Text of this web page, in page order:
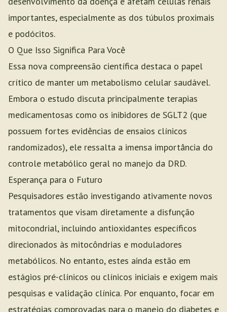
importantes, especialmente as dos túbulos proximais
e podócitos.
O Que Isso Significa Para Você
Essa nova compreensão científica destaca o papel
crítico de manter um metabolismo celular saudável.
Embora o estudo discuta principalmente terapias
medicamentosas como os inibidores de SGLT2 (que
possuem fortes evidências de ensaios clínicos
randomizados), ele ressalta a imensa importância do
controle metabólico geral no manejo da DRD.
Esperança para o Futuro
Pesquisadores estão investigando ativamente novos
tratamentos que visam diretamente a disfunção
mitocondrial, incluindo antioxidantes específicos
direcionados às mitocôndrias e moduladores
metabólicos. No entanto, estes ainda estão em
estágios pré-clínicos ou clínicos iniciais e exigem mais
pesquisas e validação clínica. Por enquanto, focar em
estratégias comprovadas para o manejo do diabetes e